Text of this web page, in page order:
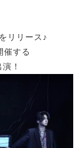
リリース♪
する
！